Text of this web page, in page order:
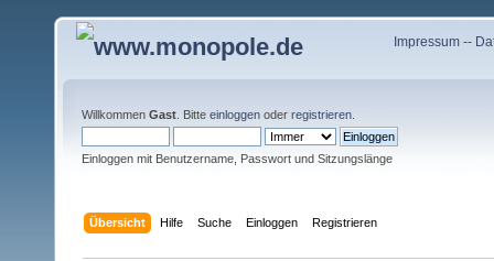
Impressum--
Willkommen Gast . Bitte einloggen oder registrieren
Einloggen mit Benutzername, Passwort und Sitzungslänge
Übersicht Hilfe Suche Einloggen Registrieren